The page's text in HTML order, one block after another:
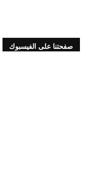
صفحتنا على الفيسبوك